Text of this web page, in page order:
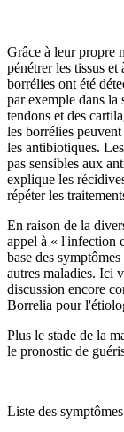
Grâce à leur propre
pénétrer les tissus
borrélies ont été
par exemple dans la
tendons et des
les borrélies
les antibiotiques.
pas sensibles aux
explique les
répéter les
En raison de la
appel à « l'infection
base des
autres maladies. Ici
discussion encore
Borrelia pour
Plus le stade de la
le pronostic de
Liste des